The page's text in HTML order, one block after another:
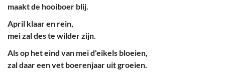
maakt de hooiboer blij.
April klaar en rein,
mei zal des te wilder zijn.
Als op het eind van mei d'eikels bloeien,
zal daar een vet boerenjaar uit groeien.